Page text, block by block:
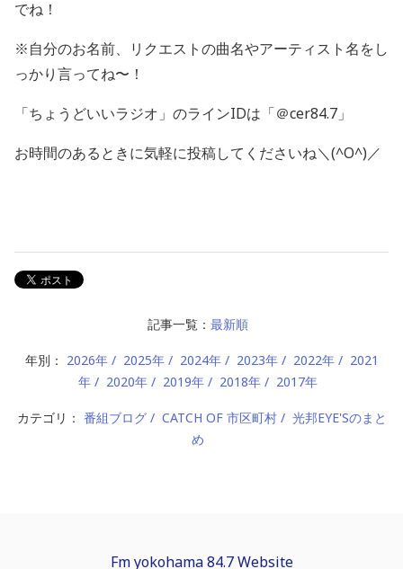
でね！
※自分のお名前、リクエストの曲名やアーティスト名をし
っかり言ってね〜！
「ちょうどいいラジオ」のラインIDは「＠cer84.7」
お時間のあるときに気軽に投稿してくださいね＼(^O^)／
記事一覧： 最新順
年別： 2026年 2025年 2024年 2023年 2022年
2021
年
2020年 2019年 2018年 2017年
カテゴリ： 番組ブログ CATCH OF 市区町村
光邦EYE'Sのまと
め
Fm yokohama 84.7 Website